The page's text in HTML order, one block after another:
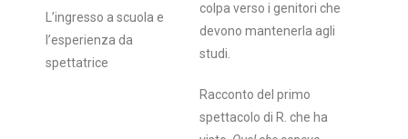
L’ingresso a scuola e
l’esperienza da
spettatrice
colpa verso i genitori che
devono mantenerla agli
studi.
Racconto del primo
spettacolo di R. che ha